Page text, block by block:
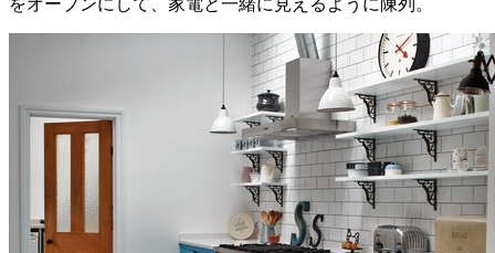
をオープンにして、家電と一緒に見えるように陳列。